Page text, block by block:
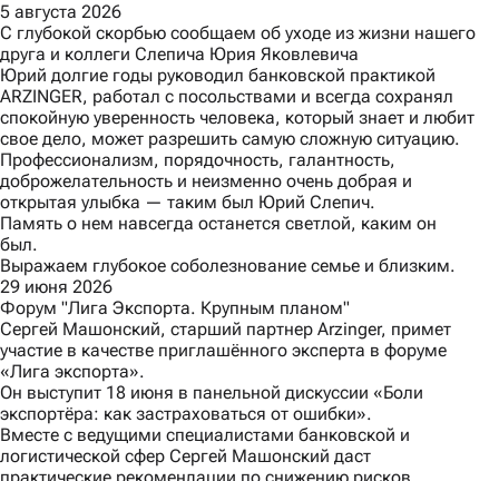
5 августа 2026
С глубокой скорбью сообщаем об уходе из жизни нашего
друга и коллеги Слепича Юрия Яковлевича
Юрий долгие годы руководил банковской практикой
ARZINGER, работал с посольствами и всегда сохранял
спокойную уверенность человека, который знает и любит
свое дело, может разрешить самую сложную ситуацию.
Профессионализм, порядочность, галантность,
доброжелательность и неизменно очень добрая и
открытая улыбка — таким был Юрий Слепич.
Память о нем навсегда останется светлой, каким он
был.
Выражаем глубокое соболезнование семье и близким.
29 июня 2026
Форум "Лига Экспорта. Крупным планом"
Сергей Машонский, старший партнер Arzinger, примет
участие в качестве приглашённого эксперта в форуме
«Лига экспорта».
Он выступит 18 июня в панельной дискуссии «Боли
экспортёра: как застраховаться от ошибки».
Вместе с ведущими специалистами банковской и
логистической сфер Сергей Машонский даст